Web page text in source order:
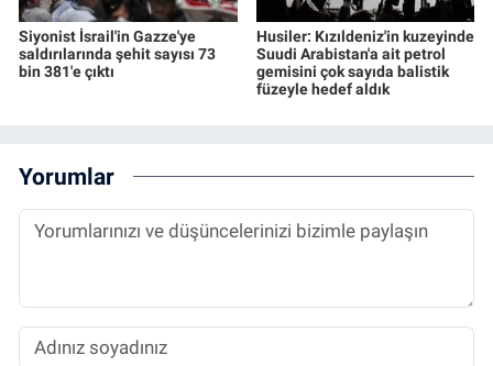
Siyonist İsrail'in Gazze'ye
saldırılarında şehit sayısı 73
bin 381'e çıktı
Husiler: Kızıldeniz'in kuzeyinde
Suudi Arabistan'a ait petrol
gemisini çok sayıda balistik
füzeyle hedef aldık
Yorumlar